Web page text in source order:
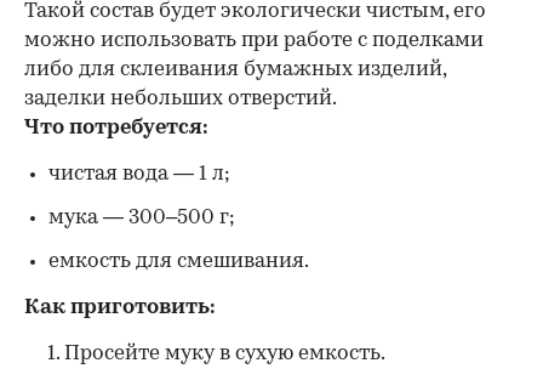
Такой состав будет экологически чистым, его
можно использовать при работе с поделками
либо для склеивания бумажных изделий,
заделки небольших отверстий.
Что потребуется:
чистая вода — 1 л;
мука — 300–500 г;
емкость для смешивания.
Как приготовить:
Просейте муку в сухую емкость.